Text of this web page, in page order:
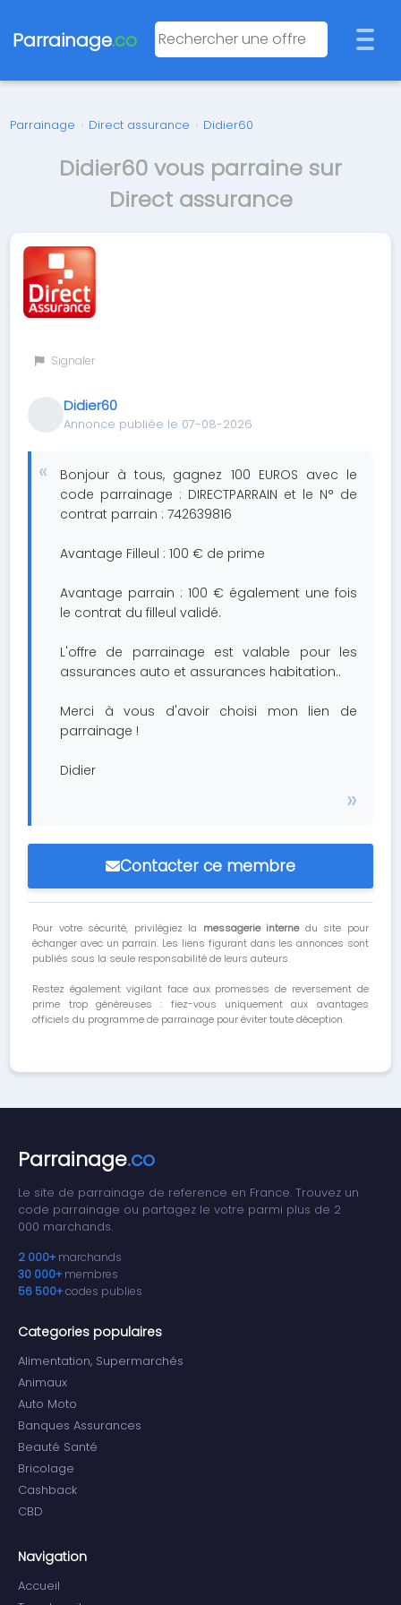
Parrainage.co
Parrainage › Direct assurance › Didier60
Didier60 vous parraine sur
Direct assurance
Signaler
Didier60
Annonce publiée le 07-08-2026
Bonjour à tous, gagnez 100 EUROS avec le
code parrainage : DIRECTPARRAIN et le N° de
contrat parrain : 742639816
Avantage Filleul : 100 € de prime
Avantage parrain : 100 € également une fois
le contrat du filleul validé.
L'offre de parrainage est valable pour les
assurances auto et assurances habitation..
Merci à vous d'avoir choisi mon lien de
parrainage !
Didier
Contacter ce membre
Pour votre sécurité, privilégiez la messagerie internedu site pour
échanger avec un parrain. Les liens figurant dans les annonces sont
publiés sous la seule responsabilité de leurs auteurs.
Restez également vigilant face aux promesses de reversement de
prime trop généreuses : fiez-vous uniquement aux avantages
officiels du programme de parrainage pour éviter toute déception.
Parrainage.co
Le site de parrainage de reference en France. Trouvez un
code parrainage ou partagez le votre parmi plus de 2
000 marchands.
2 000+ marchands
30 000+ membres
56 500+codes publies
Categories populaires
Alimentation, Supermarchés
Animaux
Auto Moto
Banques Assurances
Beauté Santé
Bricolage
Cashback
CBD
Navigation
Accueil